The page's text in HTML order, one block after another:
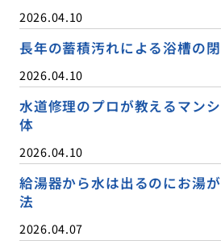
2026.04.10
長年の蓄積汚れによる浴槽の
2026.04.10
水道修理のプロが教えるマン
体
2026.04.10
給湯器から水は出るのにお湯
法
2026.04.07